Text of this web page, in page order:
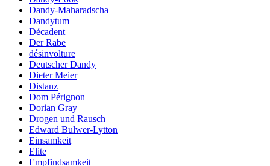
Dandy-Maharadscha
Dandytum
Décadent
Der Rabe
désinvolture
Deutscher Dandy
Dieter Meier
Distanz
Dom Pérignon
Dorian Gray
Drogen und Rausch
Edward Bulwer-Lytton
Einsamkeit
Elite
Empfindsamkeit